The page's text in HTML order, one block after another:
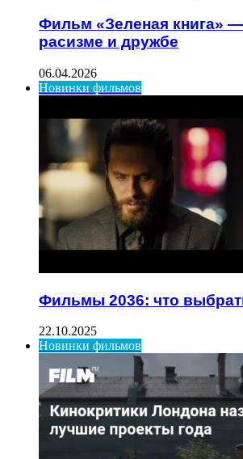
Фильм «Зеленая книга»
расизме и дружбе
06.04.2026
Новинки фильмов
Фильмы 2036: что
22.10.2025
Новинки фильмов